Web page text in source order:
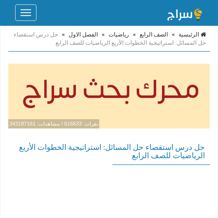
Toggle
الرئيسية » الصف الرابع » رياضيات » الفصل الاول » حل درس استقصاء
حل المسائل: استراتيجية الخطوات الأربع الرياضيات للصف الرابع
نقرات: 616633 / مشاهدات: 343187161
حل درس استقصاء حل المسائل: استراتيجية الخطوات الأربع
الرياضيات للصف الرابع